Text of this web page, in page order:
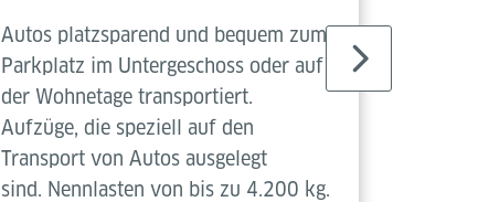
Autos platzsparend und bequem zum
Parkplatz im Untergeschoss oder auf
der Wohnetage transportiert.
Aufzüge, die speziell auf den
Transport von Autos ausgelegt
sind. Nennlasten von bis zu 4.200 kg.